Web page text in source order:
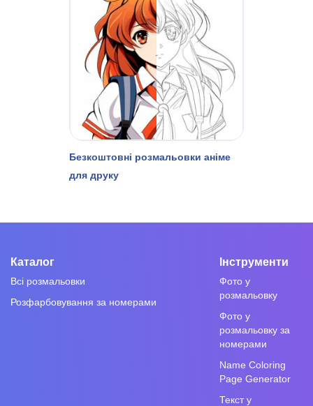
Безкоштовні розмальовки аніме
для друку
Каталог
Всі розмальовки
Розфарбовування за номерами
Інструменти
Фото у
розмальовку
Фото у
розмальовку за
номерами
Name Coloring
Page Generator
Текст у